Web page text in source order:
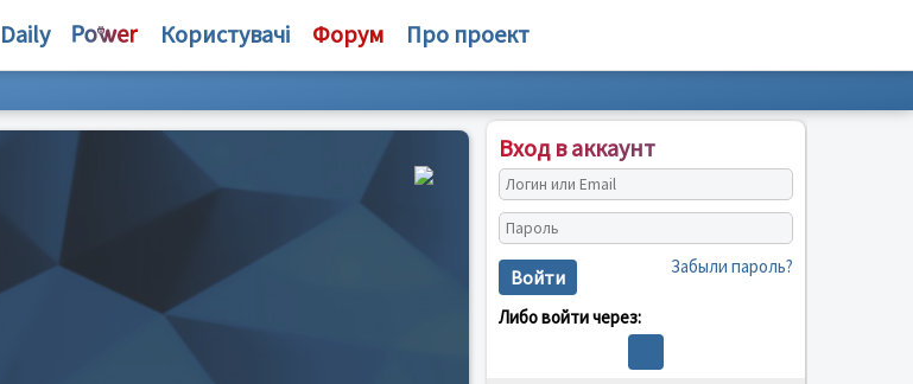
Daily Користувачі Форум Про проект
Вход в аккаунт
Войти Забыли пароль?
Либо войти через: